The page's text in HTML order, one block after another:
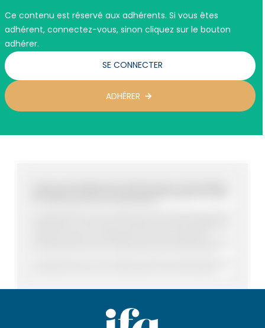
Ce contenu est réservé aux adhérents. Si vous êtes
adhérent, connectez-vous, sinon cliquez sur le bouton
adhérer.
SE CONNECTER
ADHÉRER